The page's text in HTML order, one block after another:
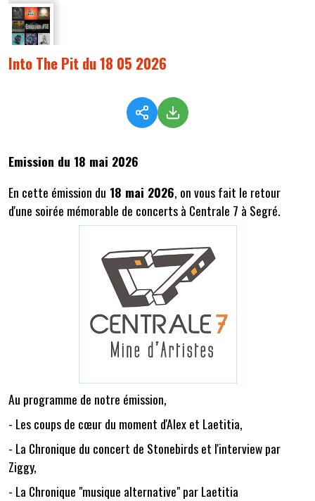
Into The Pit du 18 05 2026
Emission du 18 mai 2026
En cette émission du 18 mai 2026, on vous fait le retour
d'une soirée mémorable de concerts à Centrale 7 à Segré.
Au programme de notre émission,
- Les coups de cœur du moment d'Alex et Laetitia,
- La Chronique du concert de Stonebirds et l'interview par
Ziggy,
- La Chronique "musique alternative" par Laetitia